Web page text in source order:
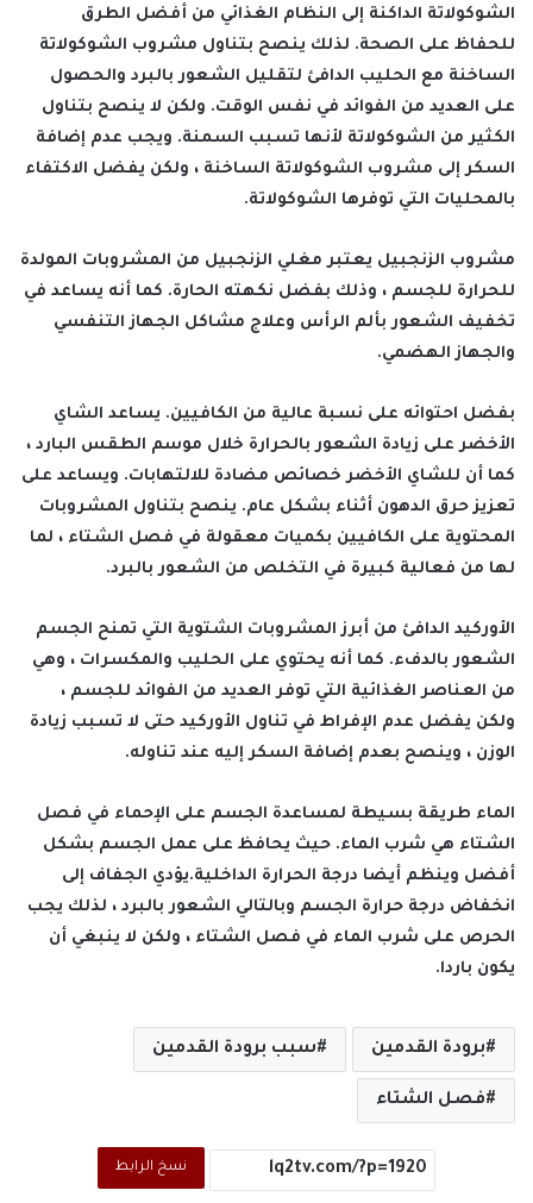
الشوكولاتة الداكنة إلى النظام الغذائي من أفضل الطرق
للحفاظ على الصحة. لذلك ينصح بتناول مشروب الشوكولاتة
الساخنة مع الحليب الدافئ لتقليل الشعور بالبرد والحصول
على العديد من الفوائد في نفس الوقت. ولكن لا ينصح بتناول
الكثير من الشوكولاتة لأنها تسبب السمنة. ويجب عدم إضافة
السكر إلى مشروب الشوكولاتة الساخنة ، ولكن يفضل الاكتفاء
بالمحليات التي توفرها الشوكولاتة.
مشروب الزنجبيل يعتبر مغلي الزنجبيل من المشروبات المولدة
للحرارة للجسم ، وذلك بفضل نكهته الحارة. كما أنه يساعد في
تخفيف الشعور بألم الرأس وعلاج مشاكل الجهاز التنفسي
والجهاز الهضمي.
بفضل احتوائه على نسبة عالية من الكافيين. يساعد الشاي
الأخضر على زيادة الشعور بالحرارة خلال موسم الطقس البارد ،
كما أن للشاي الأخضر خصائص مضادة للالتهابات. ويساعد على
تعزيز حرق الدهون أثناء بشكل عام. ينصح بتناول المشروبات
المحتوية على الكافيين بكميات معقولة في فصل الشتاء ، لما
لها من فعالية كبيرة في التخلص من الشعور بالبرد.
الأوركيد الدافئ من أبرز المشروبات الشتوية التي تمنح الجسم
الشعور بالدفء. كما أنه يحتوي على الحليب والمكسرات ، وهي
من العناصر الغذائية التي توفر العديد من الفوائد للجسم ،
ولكن يفضل عدم الإفراط في تناول الأوركيد حتى لا تسبب زيادة
الوزن ، وينصح بعدم إضافة السكر إليه عند تناوله.
الماء طريقة بسيطة لمساعدة الجسم على الإحماء في فصل
الشتاء هي شرب الماء. حيث يحافظ على عمل الجسم بشكل
أفضل وينظم أيضا درجة الحرارة الداخلية.يؤدي الجفاف إلى
انخفاض درجة حرارة الجسم وبالتالي الشعور بالبرد ، لذلك يجب
الحرص على شرب الماء في فصل الشتاء ، ولكن لا ينبغي أن
يكون باردا.
برودة القدمين سبب برودة القدمين
فصل الشتاء
نسخ الرابط